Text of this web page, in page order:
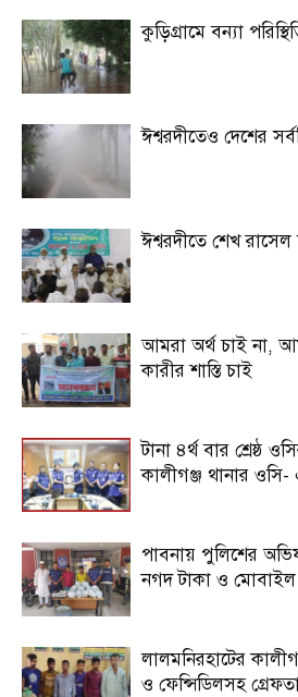
কুড়িগ্রামে বন্যা
ঈশ্বরদীতেও দেশের
ঈশ্বরদীতে শেখ
আমরা অর্থ চাই না,
কারীর শাস্তি চাই
টানা ৪র্থ বার শ্রেষ্ঠ
কালীগঞ্জ থানার
পাবনায় পুলিশের
নগদ টাকা ও মোবাইল
লালমনিরহাটের
ও ফেন্সিডিলসহ